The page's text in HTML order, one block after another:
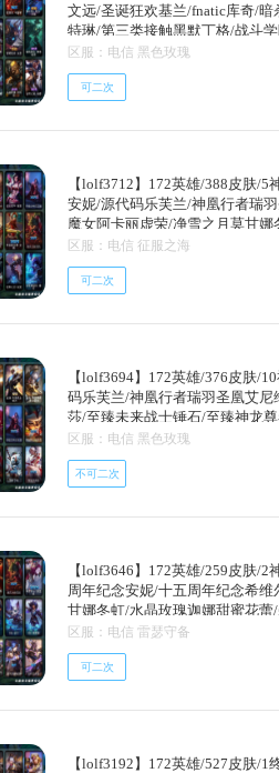
至臻狐狸 至臻卡莎 至臻寡妇
文远/圣诞狂欢基兰/fnatic库奇/
特琳/第三类接触黑默丁格/战斗
者永恩/铁钩船长费德提克/地狱
卡萨丁/夜刃艾瑞莉娅/斗战胜佛
教父格雷福斯/银河魔装机神菲
王伊芙琳/探戈灵魂伊芙琳/情绪
尔/山海绘卷烬/夺命前锋卢锡安/
区服：电信 黑色玫瑰
可二次
【lolf3712】172英雄/388皮肤/
安妮/源代码乐芙兰/神凰行者瑞
魔女阿卡丽虚荣/净雪之月莫甘
诞精灵崔丝塔娜/圣诞狂欢努努和
娑娜/喜庆之树茂凯/圣诞老人古
诺斯费拉图弗拉基米尔/冠军之
凯/胜利呛神格雷福斯/胜利女神
希维尔/暗影沃里克/波比的巧克
克/警用试作体k9内瑟斯/魔幻卡
崔丝塔娜/合金巨兽努努和威朗
艾尼维亚/律政大亨蒙多/红色男
孙悟空/丧尸布兰德/神拳李青/源
丽/死亡骑士盖伦/符文战熊沃利
小姐/紫晶射手艾希/国王泰达米
血统萨科/飞越疯人院萨科/武动
寒冰女皇迦娜/特种部队普朗克/
铁血狙击手凯特琳/黑曜石守护
伊莉丝/灵骨工匠奥莉安娜/三昧
深海妖姬卡西奥佩娅/战地机甲
车暴走族古拉加斯/钢铁意志潘森
斯/刀锋女王丽桑卓/源代码丽桑
区服：电信 征服之海
可二次
【lolf3694】172英雄/376皮肤/
码乐芙兰/神凰行者瑞羽圣凰艾
莎/至臻未来战士锤石/至臻神龙
乘云/泳池派对凯特琳粉红冰川/
李青/司马懿仲达/天龙之子斯莫
普/圣诞糖果棒厄运小姐/阿木木
辛吉德/冰雪节格雷福斯/冰雪女
胜利凤凰艾尼维亚/胜利之王泰
心布隆/海贼瑞兹/南瓜头费德提
奈德丽/泳池派对凯特琳/泳池派
王朝图奇/御星魔矢艾希/钢铁之
斯/铁哥们儿奥拉夫/地狱之门卫
者易/恶魔男爵瑞兹/提莫约德尔
安伯斯与提妮/皇家火呛手崔斯
区服：电信 黑色玫瑰
不可二次
【lolf3646】172英雄/259皮肤/
周年纪念安妮/十五周年纪念希
甘娜冬虹/水晶玫瑰迦娜甜蜜花
喜庆之树茂凯/魄罗骑士瑟庄妮/
雷克顿/ssg纳尔/ssg塔莉垭/暗裔
泰达米尔/胜利巨口克格莫/胜利
奥/提莫约德尔人的一大步/女皇
区服：电信 雷瑟守备
可二次
【lolf3192】172英雄/527皮肤/